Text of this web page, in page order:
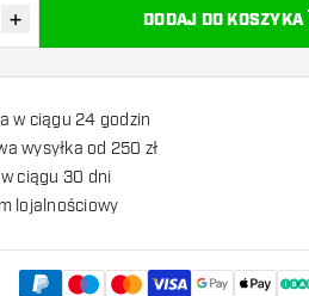
ilość
Zwiększ ilość
+ DODAJ DO KOSZYKA
w ciągu 24 godzin
wysyłka od 250 zł
ciągu 30 dni
lojalnościowy